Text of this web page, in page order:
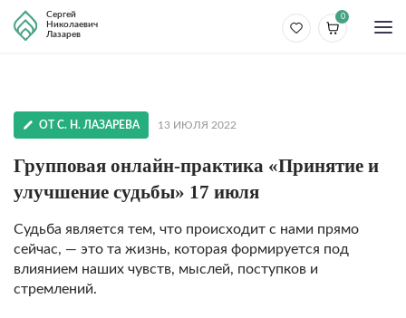
Сергей
Николаевич
Лазарев
0
ОТ С. Н. ЛАЗАРЕВА 13 ИЮЛЯ 2022
Групповая онлайн-практика «Принятие и
улучшение судьбы» 17 июля
Судьба является тем, что происходит с нами прямо
сейчас, — это та жизнь, которая формируется под
влиянием наших чувств, мыслей, поступков и
стремлений.